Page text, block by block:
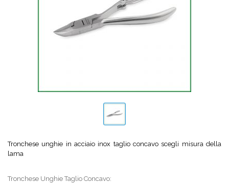
Tronchese unghie in acciaio inox taglio concavo scegli misura della
lama
Tronchese Unghie Taglio Concavo: